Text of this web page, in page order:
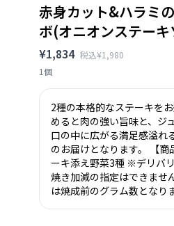
赤身カット&ハラミ
ボ(オニオンステーキ
¥1,834 税込¥1,980
1個
2種の本格的なステーキを
めると肉の強い旨味と、ジ
口の中に広がる満足感溢れ
のお届けとなります。 【
ーキ添え野菜3種 ※デリバ
焼き加減の指定はできませ
は焼成前のグラム数となり